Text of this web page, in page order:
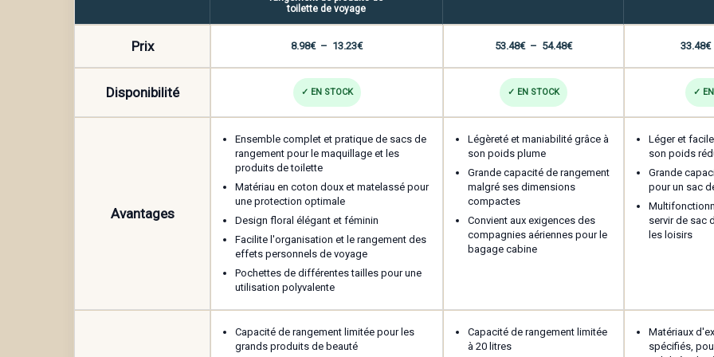
Nom* E-mail
Enregistrer mon nom, mon e-mail et mon site dans le navigateur pour mon prochain commentaire.
toilette de voyage
Prix 8.98€ – 13.23€Plage
de
à
13.23€
53.48€ – 54.48€Plage
de
à
33.48€
Disponibilité ✓ EN STOCK ✓ EN STOCK ✓
Avantages
Ensemble complet et pratique de sacs de
rangement pour le maquillage et les
produits de toilette
Matériau en coton doux et matelassé pour
une protection optimale
Design floral élégant et féminin
Facilite l'organisation et le rangement des
effets personnels de voyage
Pochettes de différentes tailles pour une
utilisation polyvalente
Légèreté et maniabilité grâce à
son poids plume
Grande capacité de rangement
malgré ses dimensions
compactes
Convient aux exigences des
compagnies aériennes pour le
bagage cabine
Léger et
son poids
Grande
pour un sac
servir de sac
les loisirs
Capacité de rangement limitée pour les
grands produits de beauté
Capacité de rangement limitée
à 20 litres
Matériaux
spécifiés,